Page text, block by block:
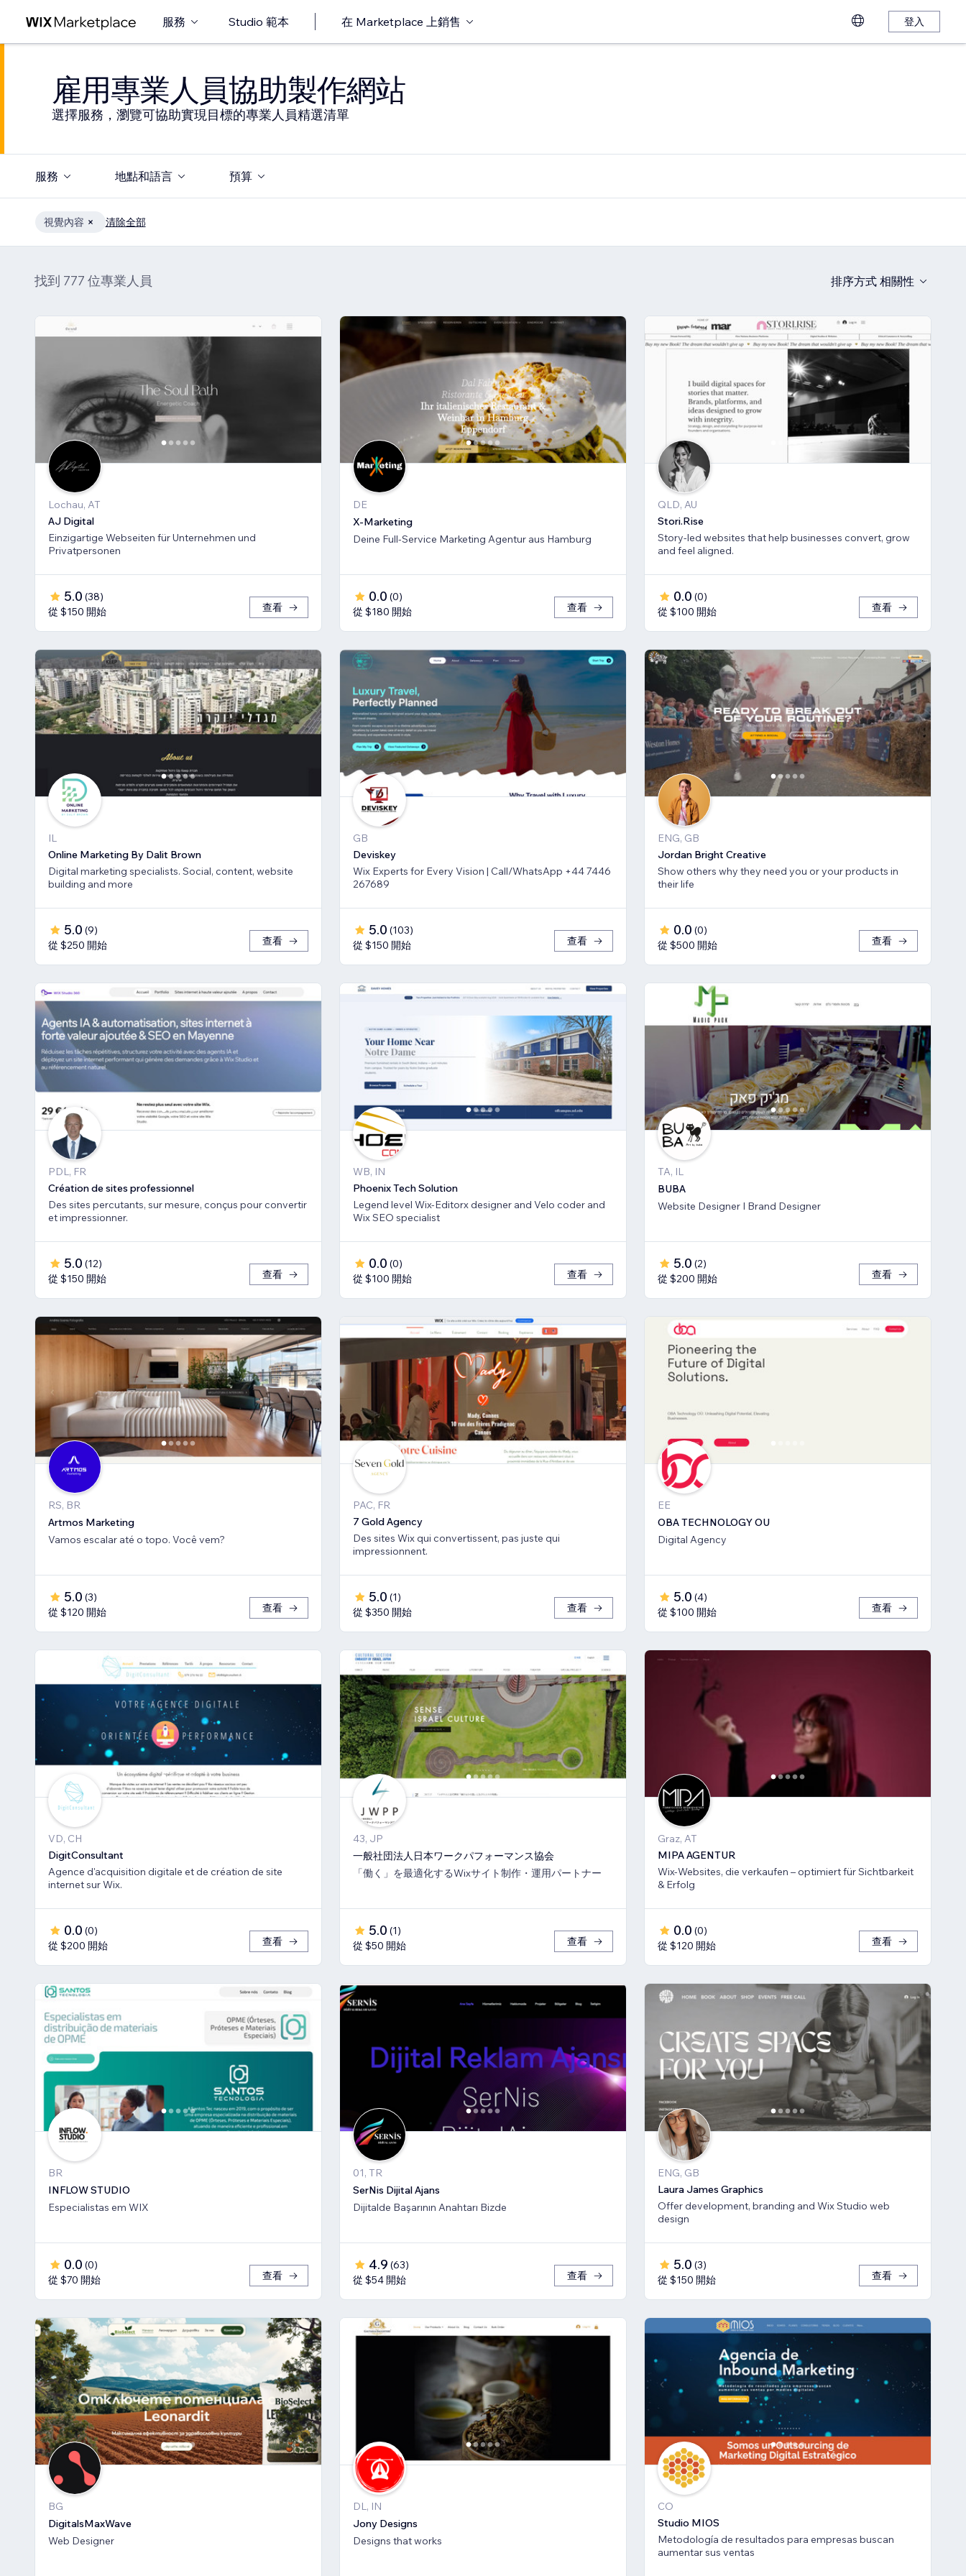
服務 Studio 範本 在 Marketplace 上銷售 登入
雇用專業人員協助製作網站
選擇服務，瀏覽可協助實現目標的專業人員精選清單
服務 地點和語言 預算
視覺內容 清除全部
找到 777 位專業人員 排序方式 相關性
Lochau, AT
AJ Digital
Einzigartige Webseiten für Unternehmen und
Privatpersonen
5.0 (38)
從 $150 開始
查看
DE
X-Marketing
Deine Full-Service Marketing Agentur aus Hamburg
0.0 (0)
從 $180 開始
查看
QLD, AU
Stori.Rise
Story-led websites that help businesses convert, grow
and feel aligned.
0.0 (0)
從 $100 開始
查看
IL
Online Marketing By Dalit Brown
Digital marketing specialists. Social, content, website
building and more
5.0 (9)
從 $250 開始
查看
GB
Deviskey
Wix Experts for Every Vision | Call/WhatsApp +44 7446
267689
5.0 (103)
從 $150 開始
查看
ENG, GB
Jordan Bright Creative
Show others why they need you or your products in
their life
0.0 (0)
從 $500 開始
查看
PDL, FR
Création de sites professionnel
Des sites percutants, sur mesure, conçus pour convertir
et impressionner.
5.0 (12)
從 $150 開始
查看
WB, IN
Phoenix Tech Solution
Legend level Wix-Editorx designer and Velo coder and
Wix SEO specialist
0.0 (0)
從 $100 開始
查看
TA, IL
BUBA
Website Designer I Brand Designer
5.0 (2)
從 $200 開始
查看
RS, BR
Artmos Marketing
Vamos escalar até o topo. Você vem?
5.0 (3)
從 $120 開始
查看
PAC, FR
7 Gold Agency
Des sites Wix qui convertissent, pas juste qui
impressionnent.
5.0 (1)
從 $350 開始
查看
EE
OBA TECHNOLOGY OU
Digital Agency
5.0 (4)
從 $100 開始
查看
VD, CH
DigitConsultant
Agence d'acquisition digitale et de création de site
internet sur Wix.
0.0 (0)
從 $200 開始
查看
43, JP
一般社団法人日本ワークパフォーマンス協会
「働く」を最適化するWixサイト制作・運用パートナー
5.0 (1)
從 $50 開始
查看
Graz, AT
MIPA AGENTUR
Wix-Websites, die verkaufen – optimiert für Sichtbarkeit
& Erfolg
0.0 (0)
從 $120 開始
查看
BR
INFLOW STUDIO
Especialistas em WIX
0.0 (0)
從 $70 開始
查看
01, TR
SerNis Dijital Ajans
Dijitalde Başarının Anahtarı Bizde
4.9 (63)
從 $54 開始
查看
ENG, GB
Laura James Graphics
Offer development, branding and Wix Studio web
design
5.0 (3)
從 $150 開始
查看
BG
DigitalsMaxWave
Web Designer
DL, IN
Jony Designs
Designs that works
CO
Studio MIOS
Metodología de resultados para empresas buscan
aumentar sus ventas